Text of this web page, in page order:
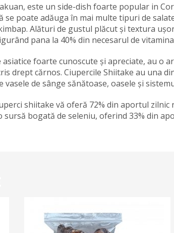
este un side-dish foarte popular in
se poate adăuga în mai multe tipuri de
Alături de gustul plăcut și textura
pana la 40% din necesarul de
foarte cunoscute și apreciate, au o
drept cărnos. Ciupercile Shiitake au una
de sânge sănătoase, oasele și
shiitake vă oferă 72% din aportul zilnic
sursă bogată de seleniu, oferind 33% din